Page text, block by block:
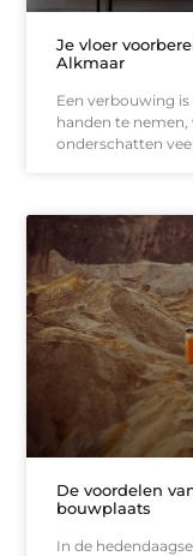
Je vloer
Alkmaar
Een verbouwing
handen te nemen,
onderschatten
De voordelen
bouwplaats
In de